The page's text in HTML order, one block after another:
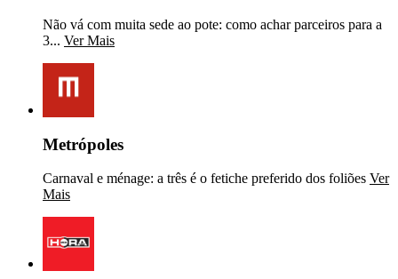
Não vá com muita sede ao pote: como achar parceiros para a
3... Ver Mais
Metrópoles
Carnaval e ménage: a três é o fetiche preferido dos foliões Ver
Mais